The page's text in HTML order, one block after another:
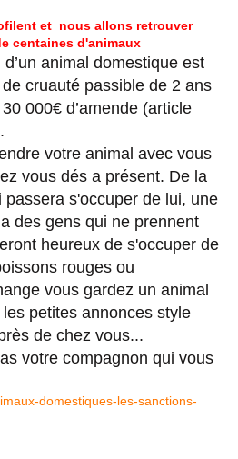
et nous allons retrouver
centaines d'animaux
animal domestique est
cruauté passible de 2 ans
000€ d’amende (article
votre animal avec vous
vous dés a présent. De la
s'occuper de lui, une
des gens qui ne prennent
heureux de s'occuper de
rouges ou
vous gardez un animal
petites annonces style
de chez vous...
votre compagnon qui vous
domestiques-les-sanctions-